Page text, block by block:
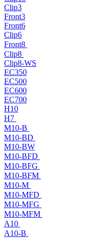
Clip3
Front3
Front6
Clip6
Front8
Clip8
Clip8-WS
EC350
EC500
EC600
EC700
H10
H7
M10-B
M10-BD
M10-BW
M10-BFD
M10-BFG
M10-BFM
M10-M
M10-MFD
M10-MFG
M10-MFM
A10
A10-B